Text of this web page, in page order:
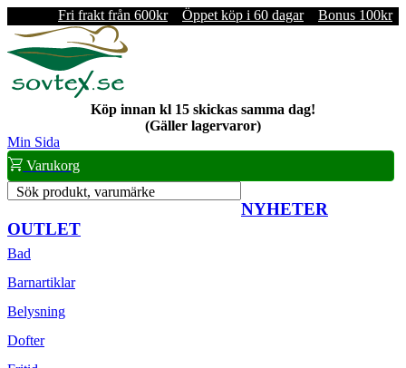
Fri frakt från 600kr Öppet köp i 60 dagar Bonus 100kr
Köp innan kl 15 skickas samma dag!
(Gäller lagervaror)
Min Sida
Varukorg
Sök produkt, varumärke
NYHETER
OUTLET
Bad
Barnartiklar
Belysning
Dofter